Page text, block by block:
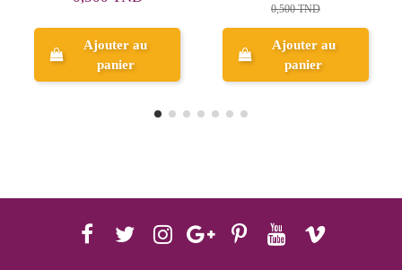
Ajouter au
panier
6,664 TND
Aperçu